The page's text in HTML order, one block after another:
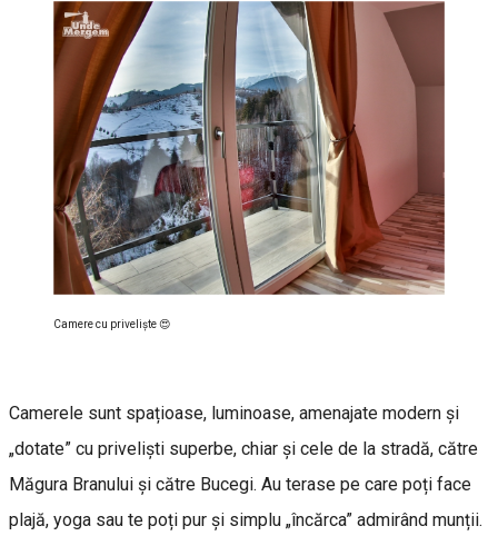
Camere cu privelişte 😍
Camerele sunt spațioase, luminoase, amenajate modern și
„dotate” cu priveliști superbe, chiar și cele de la stradă, către
Măgura Branului și către Bucegi. Au terase pe care poți face
plajă, yoga sau te poți pur și simplu „încărca” admirând munții.